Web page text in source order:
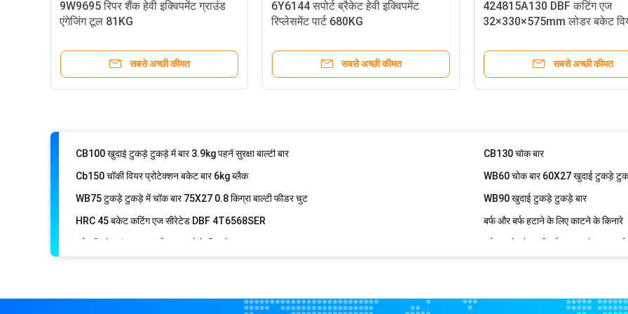
9W9695 रिपर शैंक हेवी इक्विपमेंट ग्राउंड
एंगेजिंग टूल 81KG
सबसे अच्छी कीमत
6Y6144 सपोर्ट ब्रैकेट हेवी इक्विपमेंट
रिप्लेसमेंट पार्ट 680KG
सबसे अच्छी कीमत
424815A130 DBF कटिंग एज
32×330×575mm लोडर बकेट
सबसे अच्छी कीमत
बोरॉन स्टील 1757122272 डोजर ब्लेड कटिंग एज भारी केंद्र
बोरॉन स्टील बुलडोजर काटने का किनारा
25CrMnB TG216C-14 ट्रिपल ग्राउज़र ट्रैक शूज़ TG खुदाई ट्रैक पैड
TG216E-11 आईएसओ ग्राउजर ट्रैक
CB50 हूपर वियर चॉक बार बकेट 240X50X23mm व्हाइट आयरन
CB40 बकेट चॉकी बार वियर प्रोटेक्शन
Cb150 चॉकी वियर प्रोटेक्शन बकेट बार 6kg ब्लैक
WB60 चोक बार 60X27 खुदाई टुकड़े
WB75 टुकड़े टुकड़े में चॉक बार 75X27 0.8 किग्रा बाल्टी फीडर चुट
WB90 खुदाई टुकड़े टुकड़े बार
HRC 45 बकेट कटिंग एज सीरेटेड DBF 4T6568SER
बर्फ और बर्फ हटाने के लिए काटने के किनारे
बर्फ की ब्लेड टंगस्टन कार्बाइड काटने के किनारे